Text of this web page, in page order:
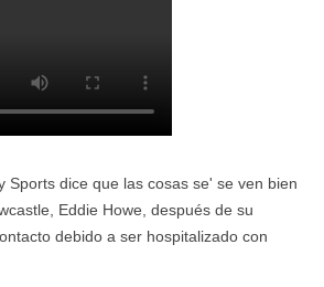
Sports dice que las cosas se' se ven bien
Eddie Howe, después de su
debido a ser hospitalizado con